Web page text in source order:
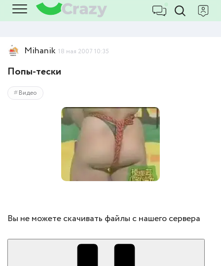
Mihanik 18 мая 2007 10:35
Попы-тески
Видео
Вы не можете скачивать файлы с нашего сервера